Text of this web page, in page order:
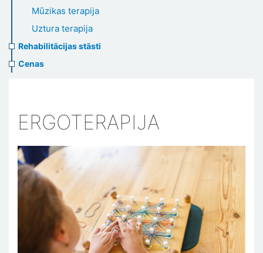
Mūzikas terapija
Uztura terapija
Rehabilitācijas stāsti
Cenas
ERGOTERAPIJA